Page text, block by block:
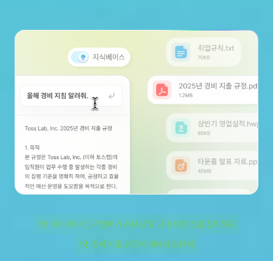
우리 회사 신규 멤버가 온보딩 할 때 중요한 것을 정리해줘
경비 지출 규정에 대해서 알려줘